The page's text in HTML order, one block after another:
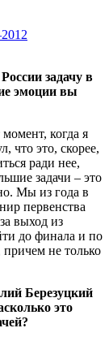
задачу в
эмоции вы
когда я
что это, скорее,
ради нее,
задачи – это
Мы из года в
первенства
выход из
до финала и по
не только
Березуцкий
это